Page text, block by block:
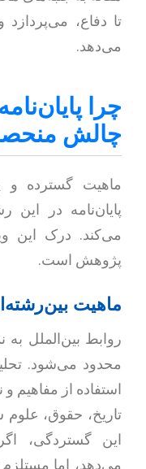
تا دفاع، می‌پردازد
می‌دهد.
چرا
چالش
ماهیت گسترده و
پایان‌نامه در این
می‌کند. درک این
پژوهش است.
ماهیت
روابط بین‌الملل
محدود می‌شود.
استفاده از مفاهیم
تاریخ، حقوق،
این گستردگی،
می‌دهد، اما